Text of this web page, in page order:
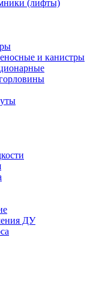
(лифты)
и канистры
ДУ